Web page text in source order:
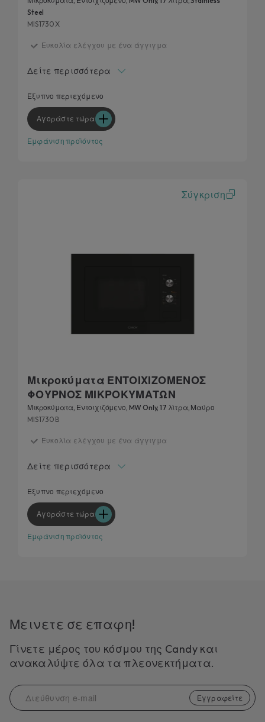
Steel
MIS1730X
Ευκολία ελέγχου με ένα άγγιγμα
Πρόγραμμα Απόψυξης
Παιδικό Κλείδωμα
Λειτουργία START Express
Δείτε περισσότερα
Έξυπνο περιεχόμενο
Αγοράστε τώρα
Εμφάνιση προϊόντος
Σύγκριση
Μικροκύματα ΕΝΤΟΙΧΙΖΟΜΕΝΟΣ
ΦΟΥΡΝΟΣ ΜΙΚΡΟΚΥΜΑΤΩΝ
Μικροκύματα, Εντοιχιζόμενο, MW Only, 17 λίτρα, Μαύρο
MIS1730B
Ευκολία ελέγχου με ένα άγγιγμα
Πρόγραμμα Απόψυξης
Παιδικό Κλείδωμα
Λειτουργία START Express
Δείτε περισσότερα
Έξυπνο περιεχόμενο
Αγοράστε τώρα
Εμφάνιση προϊόντος
Μεινετε σε επαφη!
Γίνετε μέρος του κόσμου της Candy και
ανακαλύψτε όλα τα πλεονεκτήματα.
Εγγραφείτε